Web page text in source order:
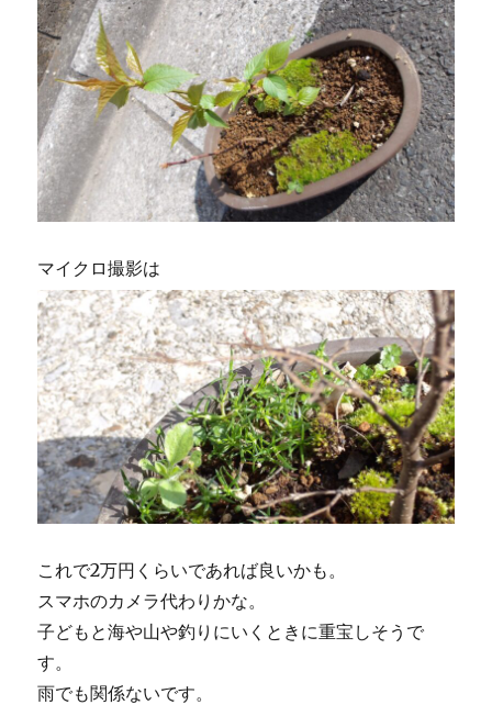
マイクロ撮影は
これで2万円くらいであれば良いかも。
スマホのカメラ代わりかな。
子どもと海や山や釣りにいくときに重宝しそうで
す。
雨でも関係ないです。